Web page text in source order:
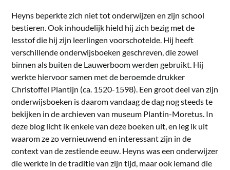
Heyns beperkte zich niet tot onderwijzen en zijn school
bestieren. Ook inhoudelijk hield hij zich bezig met de
lesstof die hij zijn leerlingen voorschotelde. Hij heeft
verschillende onderwijsboeken geschreven, die zowel
binnen als buiten de Lauwerboom werden gebruikt. Hij
werkte hiervoor samen met de beroemde drukker
Christoffel Plantijn (ca. 1520-1598). Een groot deel van zijn
onderwijsboeken is daarom vandaag de dag nog steeds te
bekijken in de archieven van museum Plantin-Moretus. In
deze blog licht ik enkele van deze boeken uit, en leg ik uit
waarom ze zo vernieuwend en interessant zijn in de
context van de zestiende eeuw. Heyns was een onderwijzer
die werkte in de traditie van zijn tijd, maar ook iemand die